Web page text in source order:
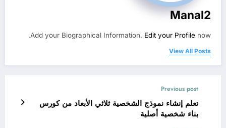
Manal2
Add your Biographical Information. Edit your Profile now.
View All Posts
Previous post
تعلم إنشاء نموذج الشخصية ثلاثي الأبعاد من كورس
بناء شخصية أصلية